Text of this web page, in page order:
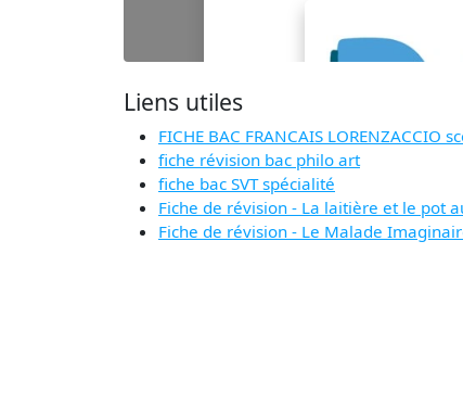
Liens utiles
FICHE BAC FRANCAIS LORENZACCIO
fiche révision bac philo art
fiche bac SVT spécialité
Fiche de révision - La laitière et le pot
Fiche de révision - Le Malade